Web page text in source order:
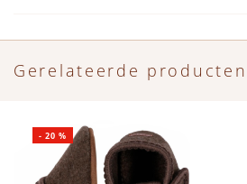
Gerelateerde producten
-20 %